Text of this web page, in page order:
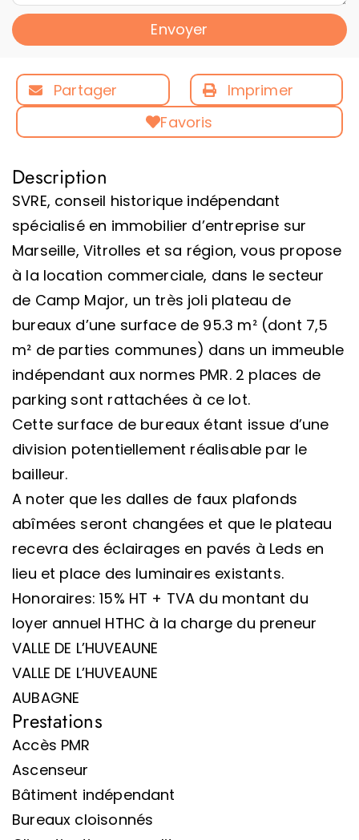
Envoyer
Partager
Imprimer
Favoris
Description
SVRE, conseil historique indépendant
spécialisé en immobilier d’entreprise sur
Marseille, Vitrolles et sa région, vous propose
à la location commerciale, dans le secteur
de Camp Major, un très joli plateau de
bureaux d’une surface de 95.3 m² (dont 7,5
m² de parties communes) dans un immeuble
indépendant aux normes PMR. 2 places de
parking sont rattachées à ce lot.
Cette surface de bureaux étant issue d’une
division potentiellement réalisable par le
bailleur.
A noter que les dalles de faux plafonds
abîmées seront changées et que le plateau
recevra des éclairages en pavés à Leds en
lieu et place des luminaires existants.
Honoraires: 15% HT + TVA du montant du
loyer annuel HTHC à la charge du preneur
VALLE DE L’HUVEAUNE
VALLE DE L’HUVEAUNE
AUBAGNE
Prestations
Accès PMR
Ascenseur
Bâtiment indépendant
Bureaux cloisonnés